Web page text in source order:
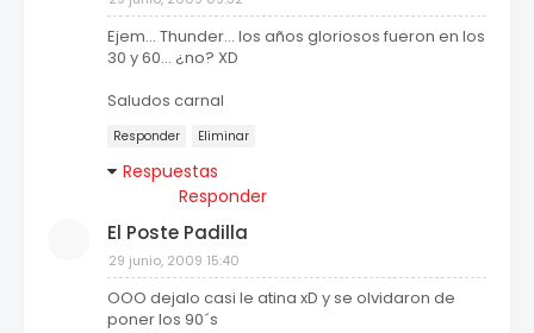
Ejem... Thunder... los años gloriosos fueron en los
30 y 60... ¿no? XD
Saludos carnal
Responder Eliminar
Respuestas
Responder
El Poste Padilla
29 junio, 2009 15:40
OOO dejalo casi le atina xD y se olvidaron de
poner los 90´s